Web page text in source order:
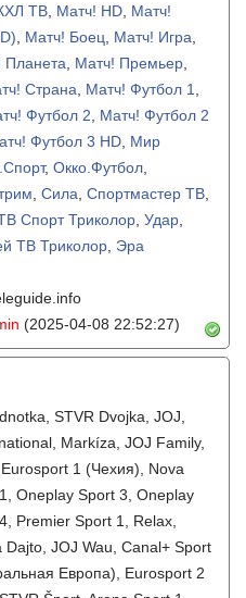
ТВ Матч! HD Матч!
Матч! Боец Матч! Игра
Планета Матч! Премьер
Страна Матч! Футбол 1
Футбол 2
Матч! Футбол 2
Футбол 3 HD Мир
, Окко.Футбол
Сила Спортмастер ТВ
Спорт Триколор Удар
ТВ Триколор Эра
(2025-04-08 22:52:27)
STVR Dvojka, JOJ,
Markíza, JOJ Family,
1 (Чехия), Nova
Oneplay Sport 3, Oneplay
Premier Sport 1, Relax,
JOJ Wau, Canal+ Sport
Европа), Eurosport 2